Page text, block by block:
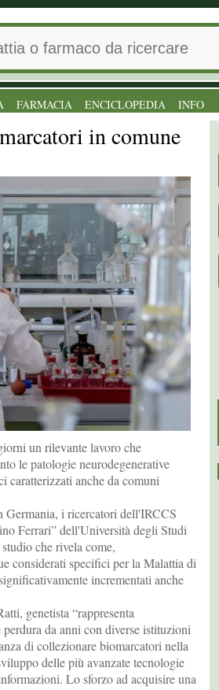
FARMACIA ENCICLOPEDIA INFO
in comune
un rilevante lavoro che
le patologie neurodegenerative
caratterizzati anche da comuni
i ricercatori dell'IRCCS
Ferrari” dell'Università degli Studi
che rivela come,
considerati specifici per la Malattia di
incrementati anche
genetista “rappresenta
da anni con diverse istituzioni
di collezionare biomarcatori nella
delle più avanzate tecnologie
Lo sforzo ad acquisire una